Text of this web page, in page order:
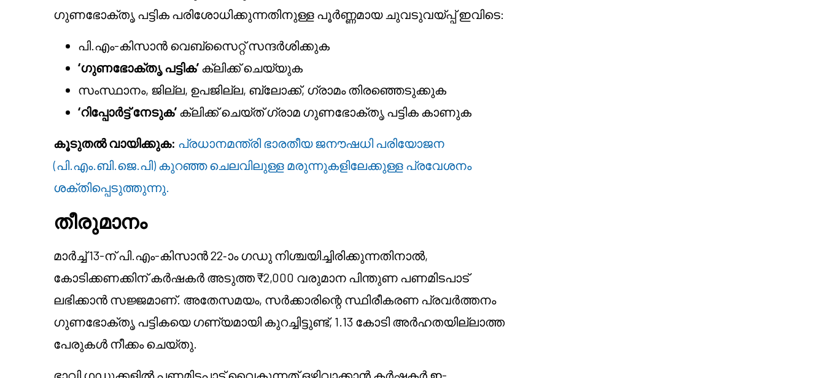
ഗുണഭോക്തൃ പട്ടിക പരിശോധിക്കുന്നതിനുള്ള പൂർണ്ണമായ ചുവടുവയ്പ്പ് ഇവിടെ:
പി.എം-കിസാൻ വെബ്സൈറ്റ് സന്ദർശിക്കുക
‘ഗുണഭോക്തൃ പട്ടിക’ ക്ലിക്ക് ചെയ്യുക
സംസ്ഥാനം, ജില്ല, ഉപജില്ല, ബ്ലോക്ക്, ഗ്രാമം തിരഞ്ഞെടുക്കുക
‘റിപ്പോർട്ട് നേടുക’ ക്ലിക്ക് ചെയ്ത് ഗ്രാമ ഗുണഭോക്തൃ പട്ടിക കാണുക
കൂടുതൽ വായിക്കുക: പ്രധാനമന്ത്രി ഭാരതീയ ജനൗഷധി പരിയോജന
(പി.എം.ബി.ജെ.പി) കുറഞ്ഞ ചെലവിലുള്ള മരുന്നുകളിലേക്കുള്ള പ്രവേശനം
ശക്തിപ്പെടുത്തുന്നു.
തീരുമാനം
മാർച്ച് 13-ന് പി.എം-കിസാൻ 22-ാം ഗഡു നിശ്ചയിച്ചിരിക്കുന്നതിനാൽ,
കോടിക്കണക്കിന് കർഷകർ അടുത്ത ₹2,000 വരുമാന പിന്തുണ പണമിടപാട്
ലഭിക്കാൻ സജ്ജമാണ്. അതേസമയം, സർക്കാരിന്റെ സ്ഥിരീകരണ പ്രവർത്തനം
ഗുണഭോക്തൃ പട്ടികയെ ഗണ്യമായി കുറച്ചിട്ടുണ്ട്, 1.13 കോടി അർഹതയില്ലാത്ത
പേരുകൾ നീക്കം ചെയ്തു.
ഭാവി ഗഡുക്കളിൽ പണമിടപാട് വൈകുന്നത് ഒഴിവാക്കാൻ കർഷകർ ഇ-